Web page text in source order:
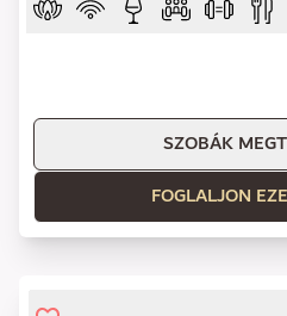
SZOBÁK
FOGLALJON